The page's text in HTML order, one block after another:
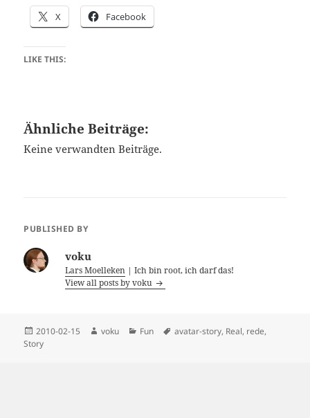
X Facebook
LIKE THIS:
Ähnliche Beiträge:
Keine verwandten Beiträge.
PUBLISHED BY
voku
Lars Moelleken | Ich bin root, ich darf das!
View all posts by voku
Posted
on
2010-02-15 Author
voku Categories
Fun Tags
avatar-story, Real, rede,
Story